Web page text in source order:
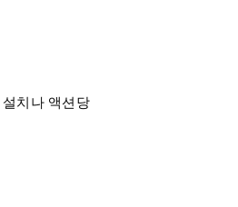
치나 액션당